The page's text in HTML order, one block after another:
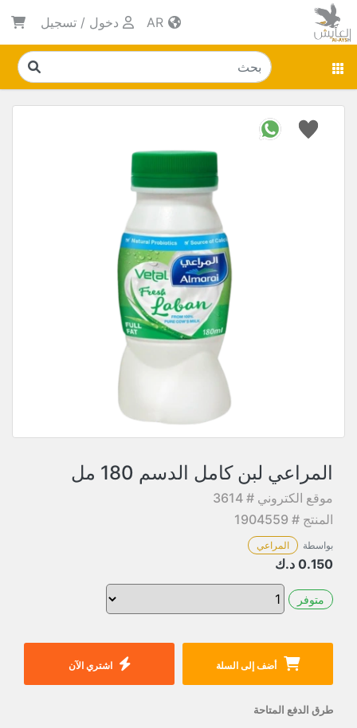
دخول / تسجيل
المراعي لبن كامل الدسم 180 مل
موقع الكتروني # 3614
المنتج # 1904559
بواسطة المراعي
0.150 د.ك
متوفر
أضف إلى السلة اشتري الآن
طرق الدفع المتاحة